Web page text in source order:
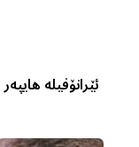
ئێرانۆفیلە